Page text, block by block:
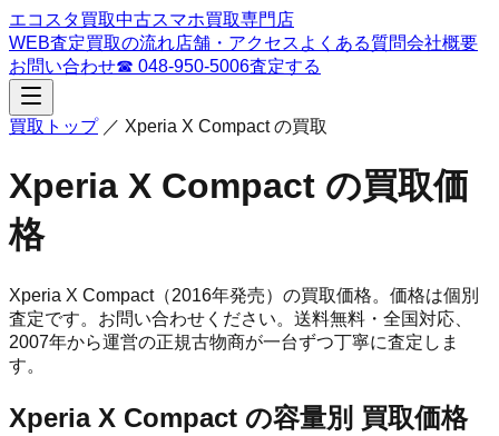
エコスタ買取中古スマホ買取専門店
WEB査定買取の流れ店舗・アクセス よくある質問会社概要
お問い合わせ☎ 048-950-5006査定する
買取トップ／ Xperia X Compactの買取
Xperia X Compact の買取価
格
Xperia X Compact（2016年発売） の買取価格。 価格は個別
査定です。お問い合わせください。 送料無料・全国対応、
2007年から運営の正規古物商が一台ずつ丁寧に査定しま
す。
Xperia X Compact の容量別 買取価格